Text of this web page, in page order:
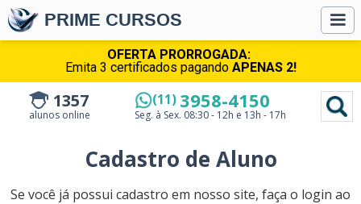
OFERTA PRORROGADA:
Emita 3 certificados pagando APENAS 2!
PRIME CURSOS
1357
alunos online
(11) 3958-4150
Seg. à Sex. 08:30 - 12h e 13h - 17h
Cadastro de Aluno
Se você já possui cadastro em nosso site, faça o login ao